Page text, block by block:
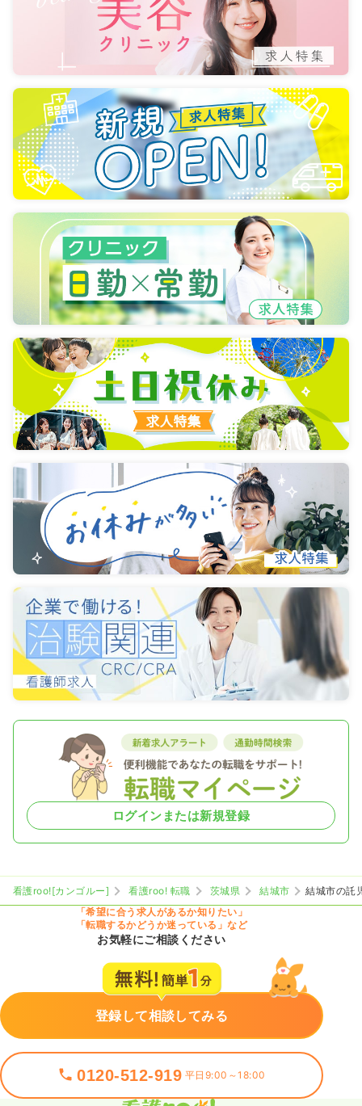
ログインまたは新規登録
看護roo![カンゴルー] 看護roo! 転職 茨城県 結城市
結城市の託
「希望に合う求人があるか知りたい」
「転職するかどうか迷っている」など
お気軽にご相談ください
登録して相談してみる
0120-512-919 平日9:00～18:00